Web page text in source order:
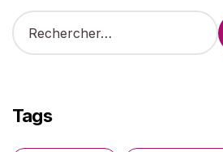
R
e
r
c
Tags